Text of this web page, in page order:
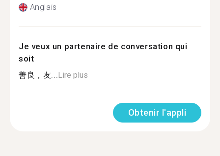
Anglais
Je veux un partenaire de conversation qui
soit
善良，友...Lire plus
Obtenir l'appli